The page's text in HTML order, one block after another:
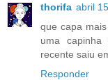
thorifa abril
que capa
uma
recente saiu
Responder